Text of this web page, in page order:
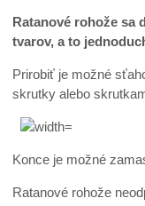
Ratanové rohože sa
tvarov, a to
Prirobiť je možné
skrutky alebo
Konce je možné
Ratanové rohože